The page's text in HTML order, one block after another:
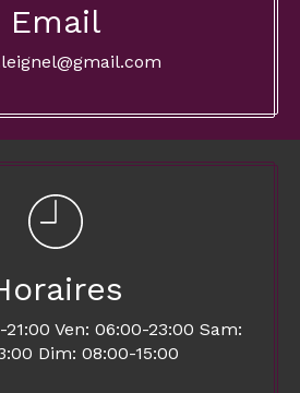
Email
Ven: 06:00-23:00 Sam:
Dim: 08:00-15:00